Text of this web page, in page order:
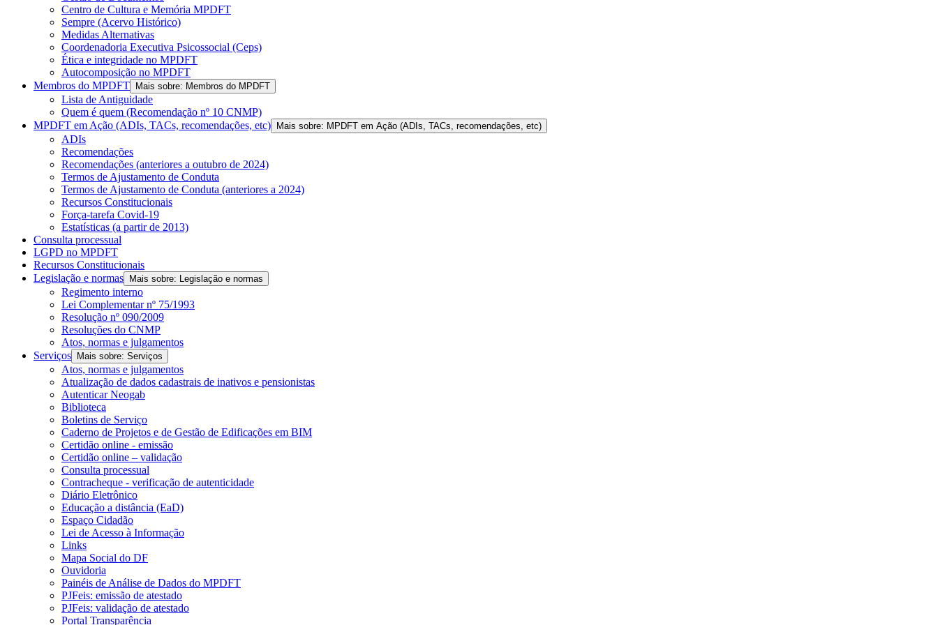
Centro de Cultura e Memória MPDFT
Sempre (Acervo Histórico)
Medidas Alternativas
Coordenadoria Executiva Psicossocial (Ceps)
Ética e integridade no MPDFT
Autocomposição no MPDFT
Membros do MPDFT
Mais sobre: Membros do MPDFT
Lista de Antiguidade
Quem é quem (Recomendação nº 10 CNMP)
MPDFT em Ação (ADIs, TACs, recomendações, etc)
Mais sobre: MPDFT em Ação (ADIs, TACs, recomendações, etc)
ADIs
Recomendações
Recomendações (anteriores a outubro de 2024)
Termos de Ajustamento de Conduta
Termos de Ajustamento de Conduta (anteriores a 2024)
Recursos Constitucionais
Força-tarefa Covid-19
Estatísticas (a partir de 2013)
Consulta processual
LGPD no MPDFT
Recursos Constitucionais
Legislação e normas
Mais sobre: Legislação e normas
Regimento interno
Lei Complementar nº 75/1993
Resolução nº 090/2009
Resoluções do CNMP
Atos, normas e julgamentos
Serviços
Mais sobre: Serviços
Atos, normas e julgamentos
Atualização de dados cadastrais de inativos e pensionistas
Autenticar Neogab
Biblioteca
Boletins de Serviço
Caderno de Projetos e de Gestão de Edificações em BIM
Certidão online - emissão
Certidão online – validação
Consulta processual
Contracheque - verificação de autenticidade
Diário Eletrônico
Educação a distância (EaD)
Espaço Cidadão
Lei de Acesso à Informação
Links
Mapa Social do DF
Ouvidoria
Painéis de Análise de Dados do MPDFT
PJFeis: emissão de atestado
PJFeis: validação de atestado
Portal Transparência